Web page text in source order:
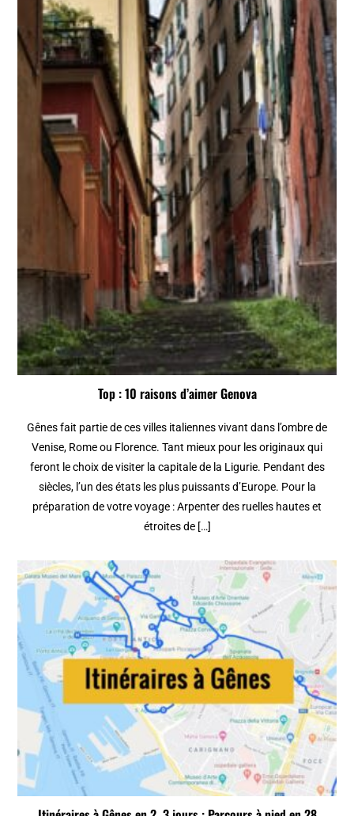
Top : 10 raisons d’aimer Genova
Gênes fait partie de ces villes italiennes vivant dans l’ombre de
Venise, Rome ou Florence. Tant mieux pour les originaux qui
feront le choix de visiter la capitale de la Ligurie. Pendant des
siècles, l’un des états les plus puissants d’Europe. Pour la
préparation de votre voyage : Arpenter des ruelles hautes et
étroites de […]